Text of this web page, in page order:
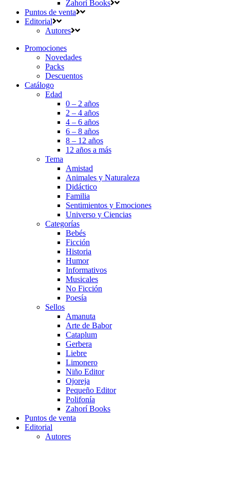
Zahorí Books
Puntos de venta
Editorial
Autores
Promociones
Novedades
Packs
Descuentos
Catálogo
Edad
0 – 2 años
2 – 4 años
4 – 6 años
6 – 8 años
8 – 12 años
12 años a más
Tema
Amistad
Animales y Naturaleza
Didáctico
Familia
Sentimientos y Emociones
Universo y Ciencias
Categorías
Bebés
Ficción
Historia
Humor
Informativos
Musicales
No Ficción
Poesía
Sellos
Amanuta
Arte de Babor
Cataplum
Gerbera
Liebre
Limonero
Niño Editor
Ojoreja
Pequeño Editor
Polifonía
Zahorí Books
Puntos de venta
Editorial
Autores